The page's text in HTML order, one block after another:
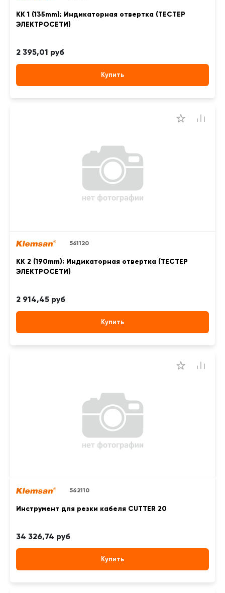
KK 1 (135mm); Индикаторная отвертка (ТЕСТЕР
ЭЛЕКТРОСЕТИ)
2 395,01 руб
Купить
561120
KK 2 (190mm); Индикаторная отвертка (ТЕСТЕР
ЭЛЕКТРОСЕТИ)
2 914,45 руб
Купить
562110
Инструмент для резки кабеля CUTTER 20
34 326,74 руб
Купить